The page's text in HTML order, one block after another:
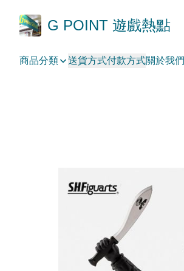
G POINT 遊戲熱點
商品分類 送貨方式付款方式關於我們